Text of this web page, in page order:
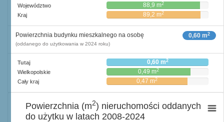
Województwo 88,9 m2
Kraj 89,2 m2
0,60 m2
Powierzchnia budynku mieszkalnego na osobę
(oddanego do użytkowania w 2024 roku)
Tutaj 0,60 m2
Wielkopolskie 0,49 m2
Cały kraj 0,47 m2
Powierzchnia (m2) nieruchomości oddanych
do użytku w latach 2008-2024